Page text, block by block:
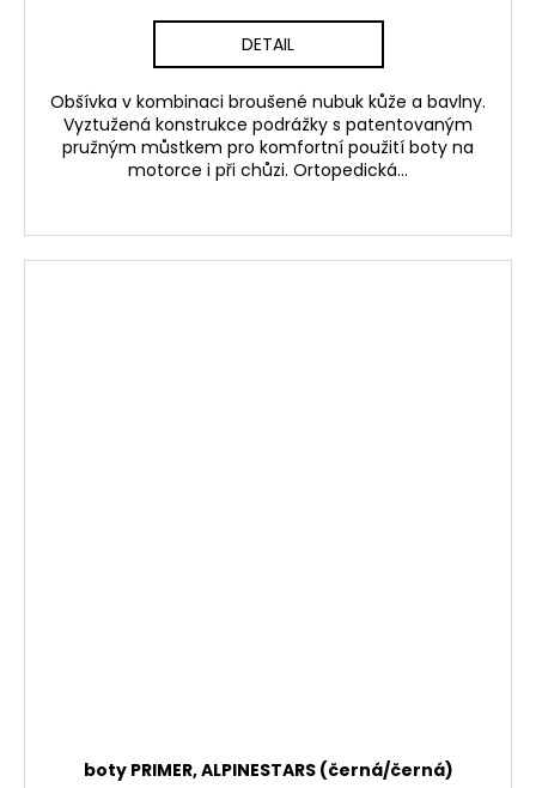
DETAIL
Obšívka v kombinaci broušené nubuk kůže a bavlny.
Vyztužená konstrukce podrážky s patentovaným
pružným můstkem pro komfortní použití boty na
motorce i při chůzi. Ortopedická...
boty PRIMER, ALPINESTARS (černá/černá)